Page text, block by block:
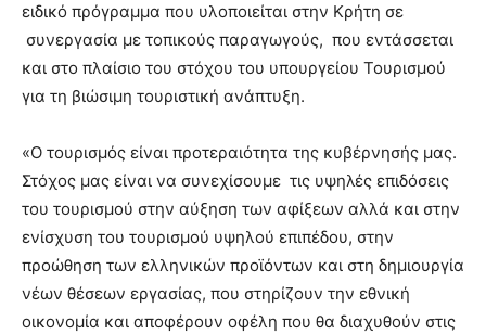
ειδικό πρόγραμμα που υλοποιείται στην Κρήτη σε
συνεργασία με τοπικούς παραγωγούς, που εντάσσεται
και στο πλαίσιο του στόχου του υπουργείου Τουρισμού
για τη βιώσιμη τουριστική ανάπτυξη.
«Ο τουρισμός είναι προτεραιότητα της κυβέρνησής μας.
Στόχος μας είναι να συνεχίσουμε τις υψηλές επιδόσεις
του τουρισμού στην αύξηση των αφίξεων αλλά και στην
ενίσχυση του τουρισμού υψηλού επιπέδου, στην
προώθηση των ελληνικών προϊόντων και στη δημιουργία
νέων θέσεων εργασίας, που στηρίζουν την εθνική
οικονομία και αποφέρουν οφέλη που θα διαχυθούν στις